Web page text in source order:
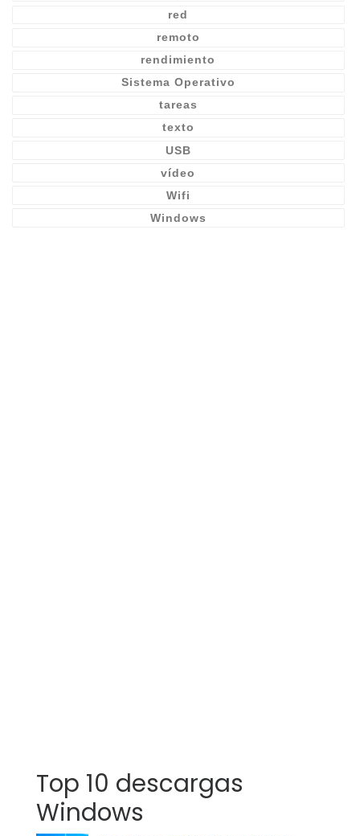
red
remoto
rendimiento
Sistema Operativo
tareas
texto
USB
vídeo
Wifi
Windows
Top 10 descargas
Windows